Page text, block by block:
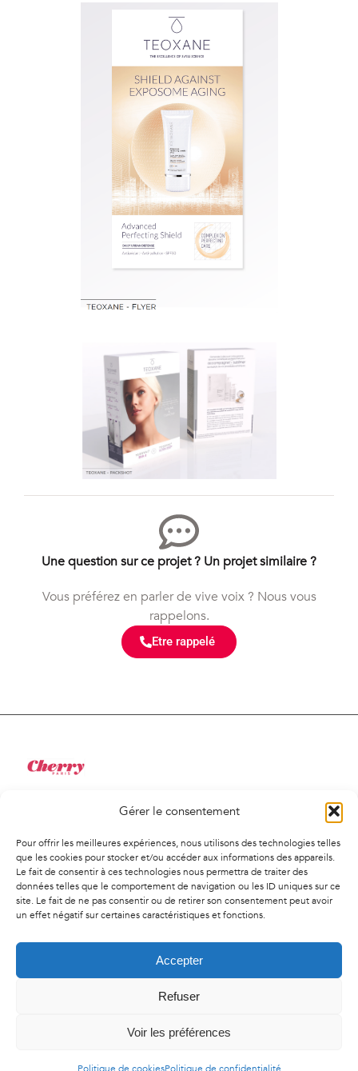
Gérer le consentement
Pour offrir les meilleures expériences, nous utilisons des technologies telles
que les cookies pour stocker et/ou accéder aux informations des appareils.
Le fait de consentir à ces technologies nous permettra de traiter des
données telles que le comportement de navigation ou les ID uniques sur ce
site. Le fait de ne pas consentir ou de retirer son consentement peut avoir
un effet négatif sur certaines caractéristiques et fonctions.
Accepter
Refuser
Voir les préférences
Une question sur ce projet ? Un projet similaire ?
Vous préférez en parler de vive voix ? Nous vous
rappelons.
Etre rappelé
34 Rue de Saint-Pétersbourg
75008, Paris
01 41 02 01 94
contact@agencecherry.com
Lundi au vendredi
9h30-18h00
2026 | Agence Cherry - Tous droit réservés -